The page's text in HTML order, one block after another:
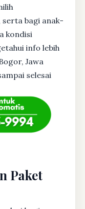
serta bagi anak-
kondisi
info lebih
Jawa
selesai
Paket